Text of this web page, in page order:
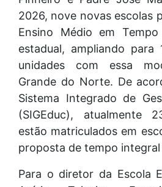
2026, nove novas escolas
Ensino Médio em
estadual, ampliando
unidades com essa
Grande do Norte. De
Sistema Integrado de
(SIGEduc), atualmente
estão matriculados em
proposta de tempo
Para o diretor da Escola